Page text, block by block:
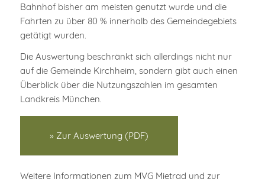
Bahnhof bisher am meisten genutzt wurde und die
Fahrten zu über 80 % innerhalb des Gemeindegebiets
getätigt wurden.
Die Auswertung beschränkt sich allerdings nicht nur
auf die Gemeinde Kirchheim, sondern gibt auch einen
Überblick über die Nutzungszahlen im gesamten
Landkreis München.
» Zur Auswertung (PDF)
Weitere Informationen zum MVG Mietrad und zur